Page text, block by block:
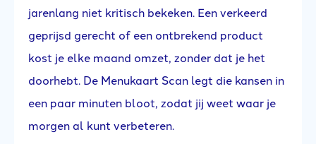
jarenlang niet kritisch bekeken. Een verkeerd
geprijsd gerecht of een ontbrekend product
kost je elke maand omzet, zonder dat je het
doorhebt. De Menukaart Scan legt die kansen in
een paar minuten bloot, zodat jij weet waar je
morgen al kunt verbeteren.